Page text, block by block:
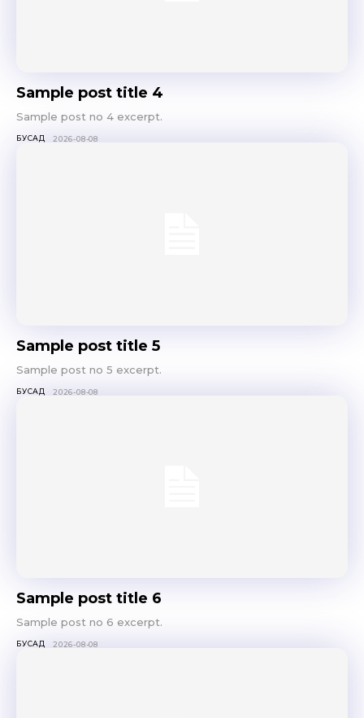
Don't miss
Sample post title 4
Sample post no 4 excerpt.
БУСАД 2026-08-08
Sample post title 5
Sample post no 5 excerpt.
БУСАД 2026-08-08
Sample post title 6
Sample post no 6 excerpt.
БУСАД 2026-08-08